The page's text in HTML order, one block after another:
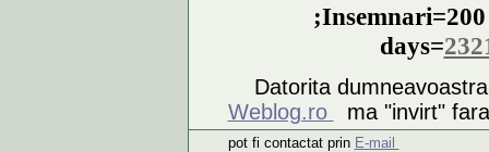
;Insemnari
days=
Datorita dumneavoastra
Weblog.ro
ma "invirt"
pot fi contactat prin E-mail